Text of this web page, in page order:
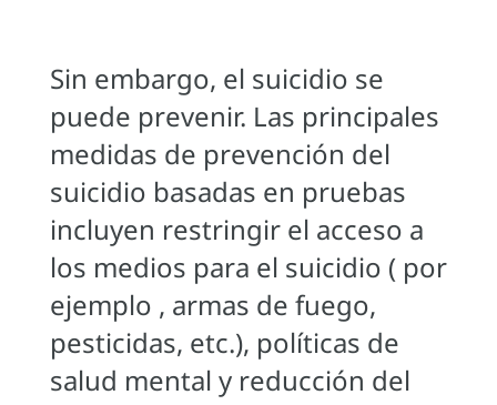
Sin embargo, el suicidio se
puede prevenir. Las principales
medidas de prevención del
suicidio basadas en pruebas
incluyen restringir el acceso a
los medios para el suicidio ( por
ejemplo , armas de fuego,
pesticidas, etc.), políticas de
salud mental y reducción del